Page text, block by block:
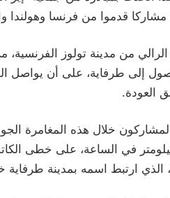
من مدينة تولوز الفرنسية،
إلى طرفاية، على أن يواصل
العودة.
كيلومتر في الساعة، على خطى
الذي ارتبط اسمه بمدينة طرفاية خلال